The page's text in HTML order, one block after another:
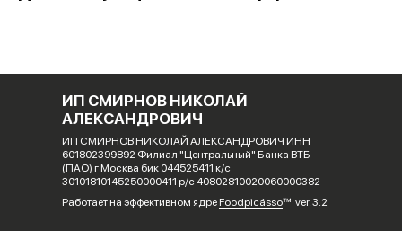
ИП СМИРНОВ НИКОЛАЙ
АЛЕКСАНДРОВИЧ
ИП СМИРНОВ НИКОЛАЙ АЛЕКСАНДРОВИЧ ИНН
601802399892 Филиал "Центральный" Банка ВТБ
(ПАО) г Москва бик 044525411 к/с
30101810145250000411 р/с 40802810020060000382
Работает на эффективном ядре Foodpicássover. 3.2